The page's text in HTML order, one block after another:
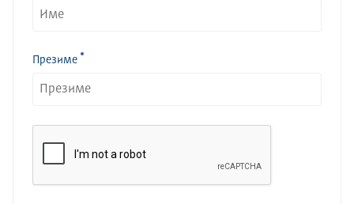
Презиме